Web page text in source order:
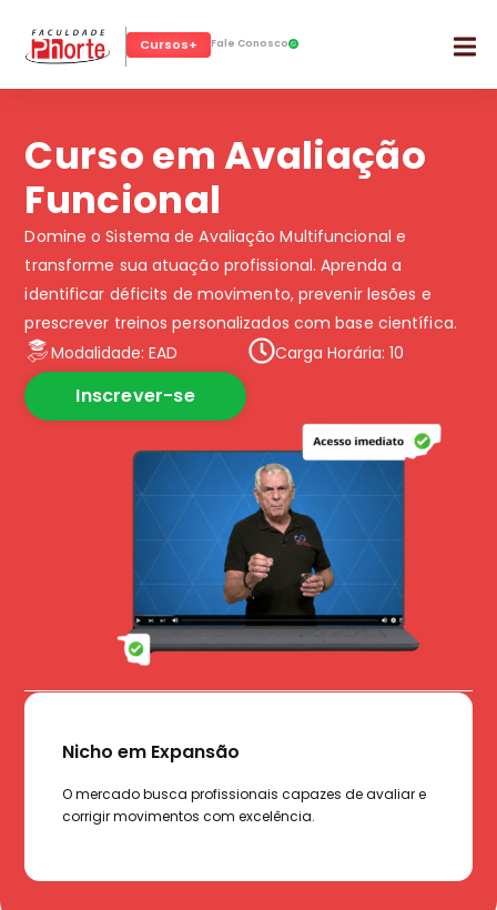
Cursos+ Fale Conosco
Curso em Avaliação
Funcional
Domine o Sistema de Avaliação Multifuncional e
transforme sua atuação profissional. Aprenda a
identificar déficits de movimento, prevenir lesões e
prescrever treinos personalizados com base científica.
Modalidade: EAD
Carga Horária: 10
Inscrever-se
Nicho em Expansão
O mercado busca profissionais capazes de avaliar e
corrigir movimentos com excelência.